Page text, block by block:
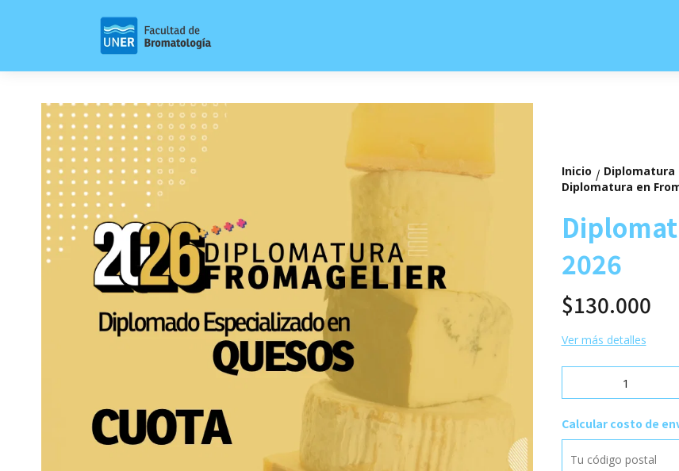
Inicio / Diplomatura
Diplomatura en
2026
$130.000
Ver más detalles
Calcular costo de